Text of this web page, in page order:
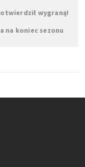
wygraną!
na koniec sezonu